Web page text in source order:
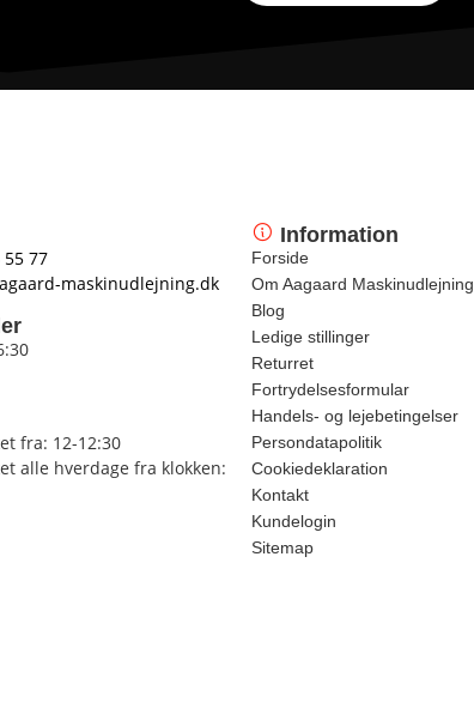
55 77
maskinudlejning.dk
fra: 12-12:30
alle hverdage fra klokken:
Information
Forside
Om Aagaard Maskinudlejning
Blog
Ledige stillinger
Returret
Fortrydelsesformular
Handels- og lejebetingelser
Persondatapolitik
Cookiedeklaration
Kontakt
Kundelogin
Sitemap